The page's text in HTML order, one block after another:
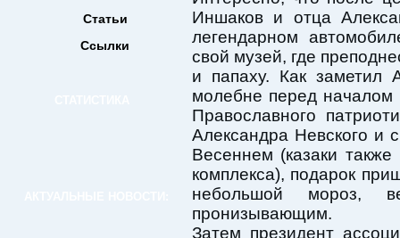
Статьи
Ссылки
Иншаков и отца
легендарном
свой музей, где
и папаху. Как заметил
молебне перед началом
Православного
Александра Невского и
Весеннем (казаки
комплекса), подарок
небольшой мороз,
пронизывающим.
Затем президент